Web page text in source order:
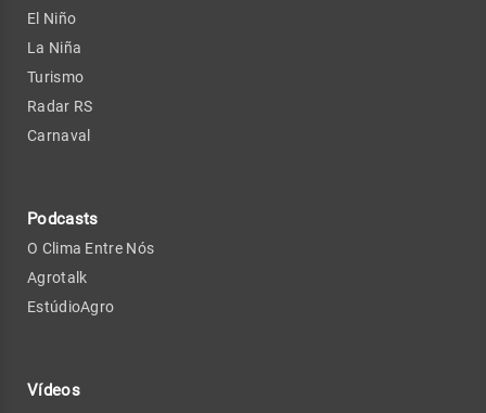
El Niño
La Niña
Turismo
Radar RS
Carnaval
Podcasts
O Clima Entre Nós
Agrotalk
EstúdioAgro
Vídeos